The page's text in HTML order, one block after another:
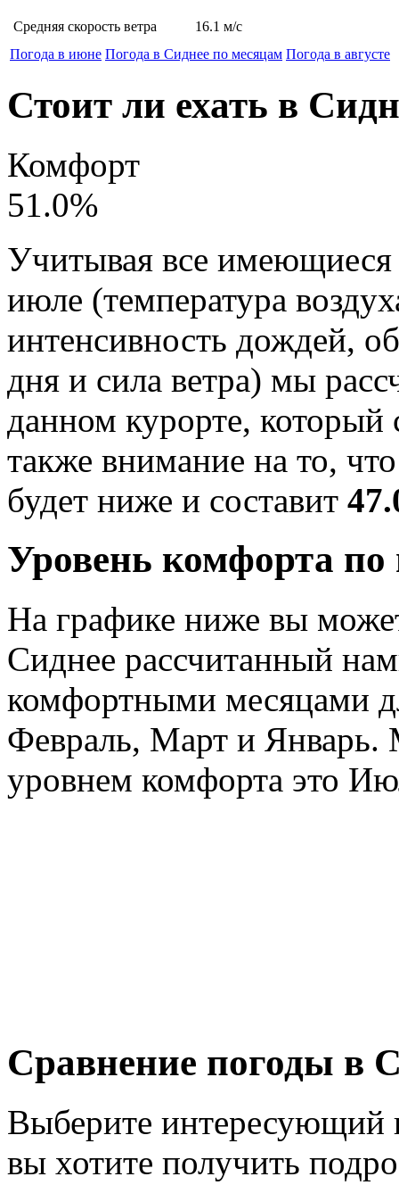
Средняя скорость ветра 16.1 м/с
Погода в июне Погода в Сиднее по месяцам Погода в августе
Стоит ли ехать в
Комфорт
51.0%
Учитывая все
июле (температура
интенсивность дождей,
дня и сила ветра) мы
данном курорте, который
также внимание на то,
будет ниже и составит
Уровень комфорта по
На графике ниже вы
Сиднее рассчитанный
комфортными месяцами
Февраль, Март и
уровнем комфорта это
Сравнение погоды в
Выберите интересующий
вы хотите получить